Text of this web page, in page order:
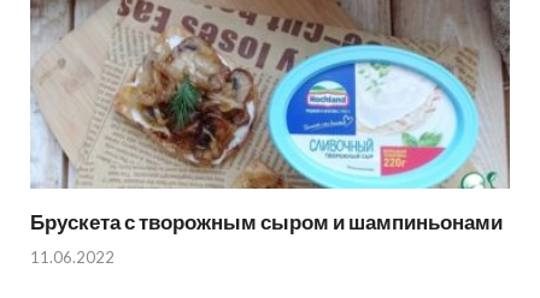
Брускета с творожным сыром и шампиньонами
11.06.2022